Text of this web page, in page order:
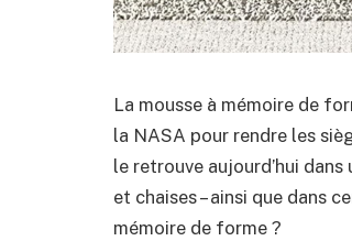
La mousse à mémoire de
la NASA pour rendre les
le retrouve aujourd’hui
et chaises – ainsi que dans
mémoire de forme ?